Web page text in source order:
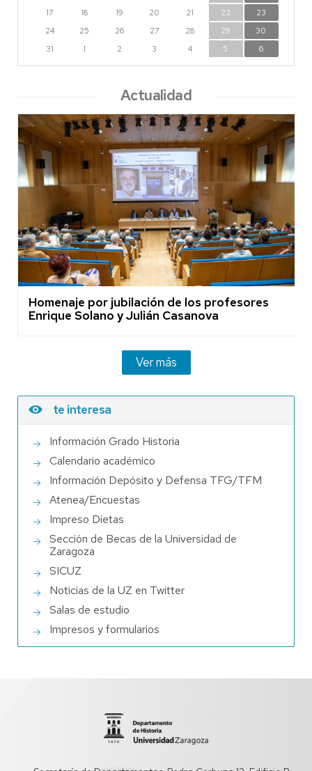
17
18 19 20 21 22
23
24
25 26 27 28 29
30
31
1 2 3 4 5 6
Actualidad
Homenaje por jubilación de los profesores
Enrique Solano y Julián Casanova
Ver más
te interesa
Información Grado Historia
Calendario académico
Información Depósito y Defensa TFG/TFM
Atenea/Encuestas
Impreso Dietas
Sección de Becas de la Universidad de
Zaragoza
SICUZ
Noticias de la UZ en Twitter
Salas de estudio
Impresos y formularios